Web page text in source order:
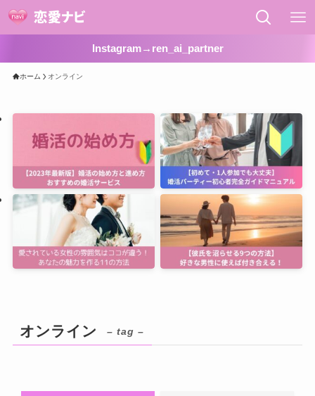
Instagram→ren_ai_partner
ホーム オンライン
オンライン – tag –